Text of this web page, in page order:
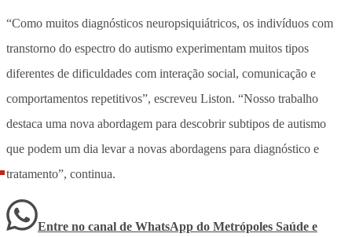
“Como muitos diagnósticos neuropsiquiátricos, os indivíduos com
transtorno do espectro do autismo experimentam muitos tipos
diferentes de dificuldades com interação social, comunicação e
comportamentos repetitivos”, escreveu Liston. “Nosso trabalho
destaca uma nova abordagem para descobrir subtipos de autismo
que podem um dia levar a novas abordagens para diagnóstico e
tratamento”, continua.
Entre no canal de WhatsApp do Metrópoles Saúde e